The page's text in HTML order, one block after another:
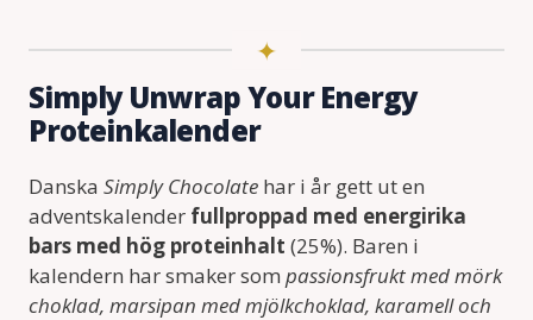
Simply Unwrap Your Energy
Proteinkalender
Danska Simply Chocolate har i år gett ut en
adventskalender fullproppad med energirika
bars med hög proteinhalt (25%). Baren i
kalendern har smaker som passionsfrukt med mörk
choklad, marsipan med mjölkchoklad, karamell och